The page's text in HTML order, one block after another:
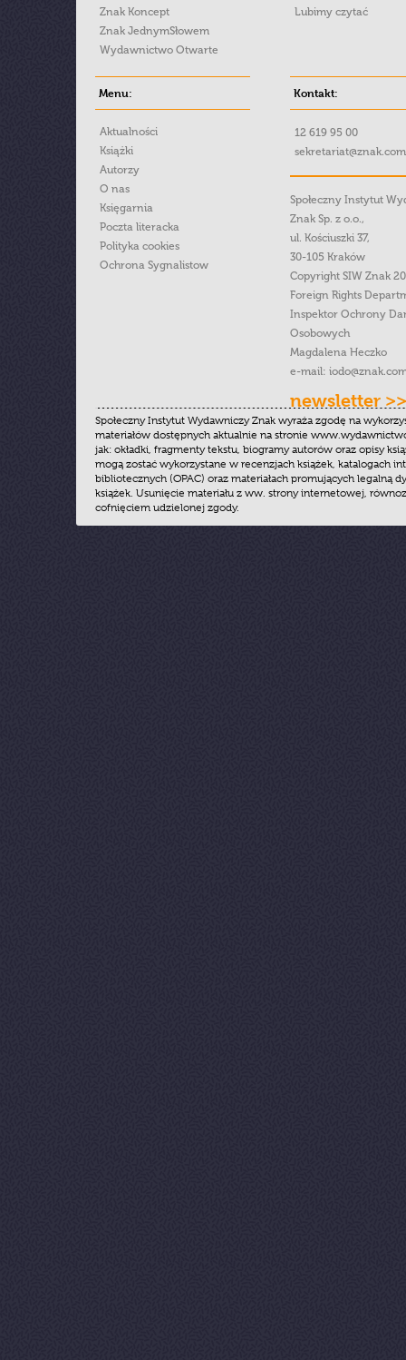
Znak Koncept
Znak JednymSłowem
Wydawnictwo Otwarte
Lubimy czytać
Menu:
Aktualności
Książki
Autorzy
O nas
Księgarnia
Poczta literacka
Polityka cookies
Ochrona Sygnalistow
Kontakt:
12 619 95 00
Społeczny Instytut
Znak Sp. z o.o.,
ul. Kościuszki 37,
30-105 Kraków
Copyright SIW Znak
Foreign Rights
Inspektor Ochrony
Osobowych
Magdalena Heczko
e-mail:
newsletter >>
Społeczny Instytut Wydawniczy Znak wyraża zgodę na
materiałów dostępnych aktualnie na stronie
jak: okładki, fragmenty tekstu, biogramy autorów oraz opisy
mogą zostać wykorzystane w recenzjach książek, katalogach
bibliotecznych (OPAC) oraz materiałach promujących legalną
książek. Usunięcie materiału z ww. strony internetowej,
cofnięciem udzielonej zgody.